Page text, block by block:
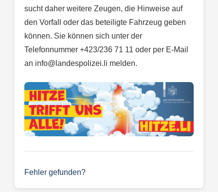
sucht daher weitere Zeugen, die Hinweise auf
den Vorfall oder das beteiligte Fahrzeug geben
können. Sie können sich unter der
Telefonnummer +423/236 71 11 oder per E-Mail
an info@landespolizei.li melden.
Fehler gefunden?